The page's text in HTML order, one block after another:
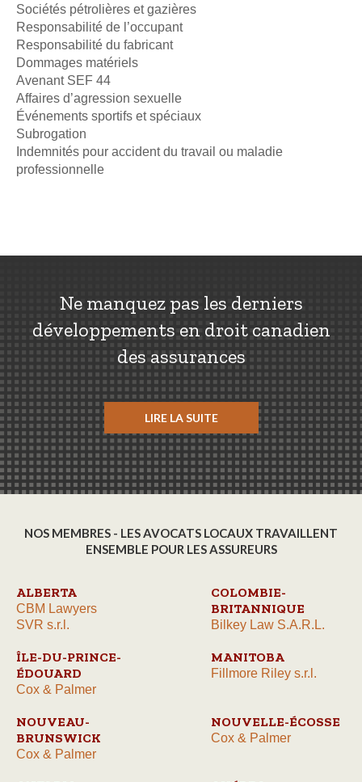
Sociétés pétrolières et gazières
Responsabilité de l’occupant
Responsabilité du fabricant
Dommages matériels
Avenant SEF 44
Affaires d’agression sexuelle
Événements sportifs et spéciaux
Subrogation
Indemnités pour accident du travail ou maladie
professionnelle
Ne manquez pas les derniers
développements en droit canadien
des assurances
LIRE LA SUITE
NOS MEMBRES - LES AVOCATS LOCAUX TRAVAILLENT
ENSEMBLE POUR LES ASSUREURS
ALBERTA
CBM Lawyers
SVR s.r.l.
COLOMBIE-
BRITANNIQUE
Bilkey Law S.A.R.L.
ÎLE-DU-PRINCE-
ÉDOUARD
Cox & Palmer
MANITOBA
Fillmore Riley s.r.l.
NOUVEAU-
BRUNSWICK
Cox & Palmer
NOUVELLE-ÉCOSSE
Cox & Palmer